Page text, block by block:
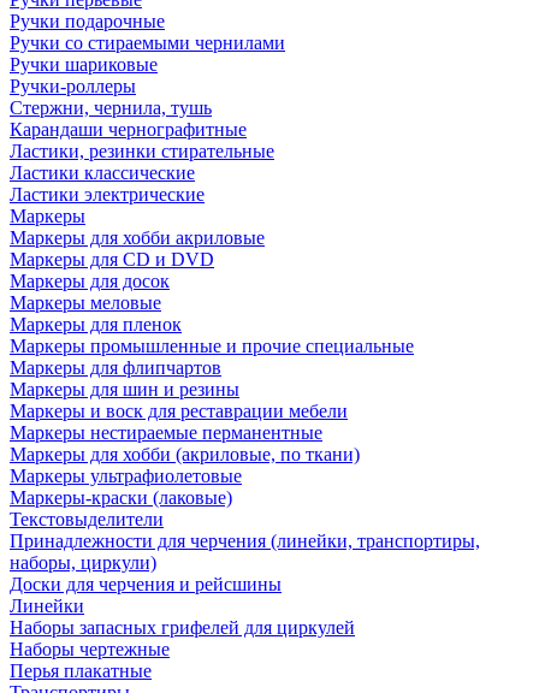
Ручки подарочные
Ручки со стираемыми чернилами
Ручки шариковые
Ручки-роллеры
Стержни, чернила, тушь
Карандаши чернографитные
Ластики, резинки стирательные
Ластики классические
Ластики электрические
Маркеры
Маркеры для хобби акриловые
Маркеры для CD и DVD
Маркеры для досок
Маркеры меловые
Маркеры для пленок
Маркеры промышленные и прочие специальные
Маркеры для флипчартов
Маркеры для шин и резины
Маркеры и воск для реставрации мебели
Маркеры нестираемые перманентные
Маркеры для хобби (акриловые, по ткани)
Маркеры ультрафиолетовые
Маркеры-краски (лаковые)
Текстовыделители
Принадлежности для черчения (линейки, транспортиры,
наборы, циркули)
Доски для черчения и рейсшины
Линейки
Наборы запасных грифелей для циркулей
Наборы чертежные
Перья плакатные